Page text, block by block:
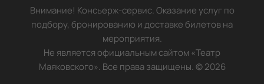
Внимание! Консьерж-сервис. Оказание услуг по
подбору, бронированию и доставке билетов на
мероприятия.
Не является официальным сайтом «Театр
Маяковского». Все права защищены.©2026